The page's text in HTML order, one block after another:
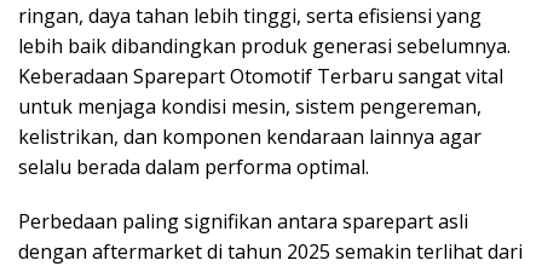
ringan, daya tahan lebih tinggi, serta efisiensi yang
lebih baik dibandingkan produk generasi sebelumnya.
Keberadaan Sparepart Otomotif Terbaru sangat vital
untuk menjaga kondisi mesin, sistem pengereman,
kelistrikan, dan komponen kendaraan lainnya agar
selalu berada dalam performa optimal.
Perbedaan paling signifikan antara sparepart asli
dengan aftermarket di tahun 2025 semakin terlihat dari